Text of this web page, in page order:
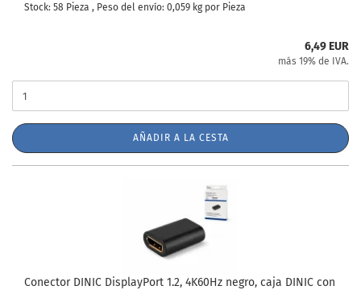
Stock: 58 Pieza , Peso del envío: 0,059 kg por Pieza
6,49 EUR
más 19% de IVA.
AÑADIR A LA CESTA
Conector DINIC DisplayPort 1.2, 4K60Hz negro, caja DINIC con